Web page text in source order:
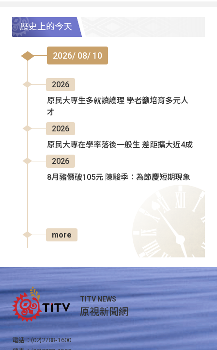
歷史上的今天
2026/ 08/ 10
2026
原民大專生多就讀護理 學者籲培育多元人
才
2026
原民大專在學率落後一般生 差距擴大近4成
2026
8月豬價破105元 陳駿季：為節慶短期現象
more
TITV NEWS
原視新聞網
電話：(02)2788-1600